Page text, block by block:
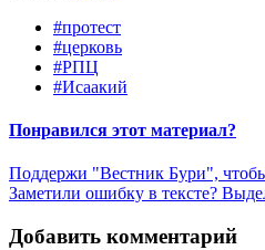
#протест
#церковь
#РПЦ
#Исаакий
Понравился этот материал?
Поддержи "Вестник Бури",
Заметили ошибку в тексте?
Добавить комментарий